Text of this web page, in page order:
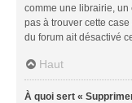
comme une librairie, un
pas à trouver cette
du forum ait désactivé
Haut
À quoi sert «